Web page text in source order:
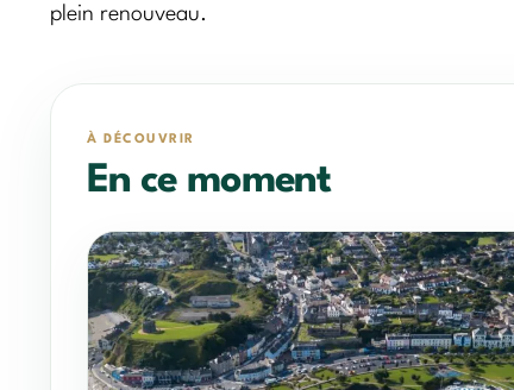
plein renouveau.
À DÉCOUVRIR
En ce moment